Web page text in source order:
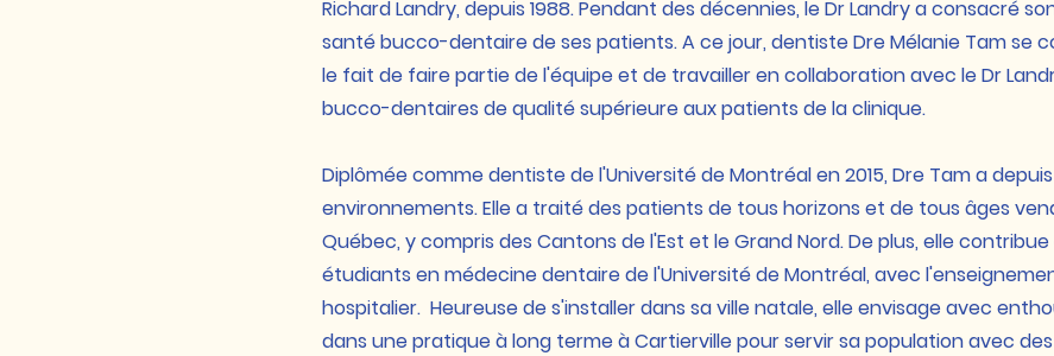
Richard Landry, depuis 1988. Pendant des décennies, le Dr Landry a consacré
santé bucco-dentaire de ses patients. A ce jour, dentiste Dre Mélanie Tam se
le fait de faire partie de l'équipe et de travailler en collaboration avec le Dr
bucco-dentaires de qualité supérieure aux patients de la clinique.
Diplômée comme dentiste de l'Université de Montréal en 2015, Dre Tam a
environnements. Elle a traité des patients de tous horizons et de tous âges
Québec, y compris des Cantons de l'Est et le Grand Nord. De plus, elle
étudiants en médecine dentaire de l'Université de Montréal, avec
hospitalier. Heureuse de s'installer dans sa ville natale, elle envisage avec
dans une pratique à long terme à Cartierville pour servir sa population avec